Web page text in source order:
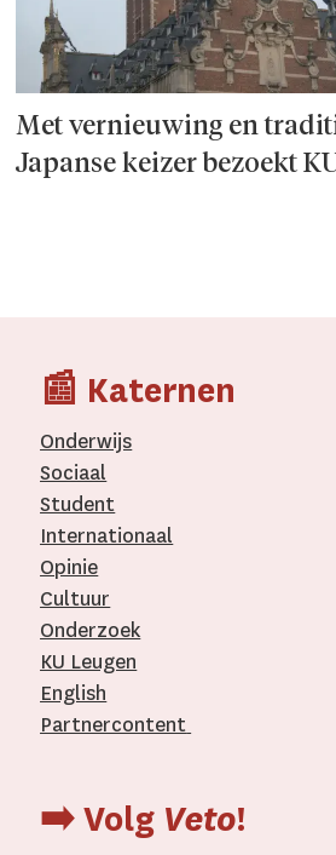
Met vernieuwing en
Japanse keizer bezoekt
📰 Katernen
Onderwijs
Sociaal
Student
Internationaal­
Opinie
Cultuur
Onderzoek
KU Leugen
English
Partnercontent
➡️ Volg Veto!